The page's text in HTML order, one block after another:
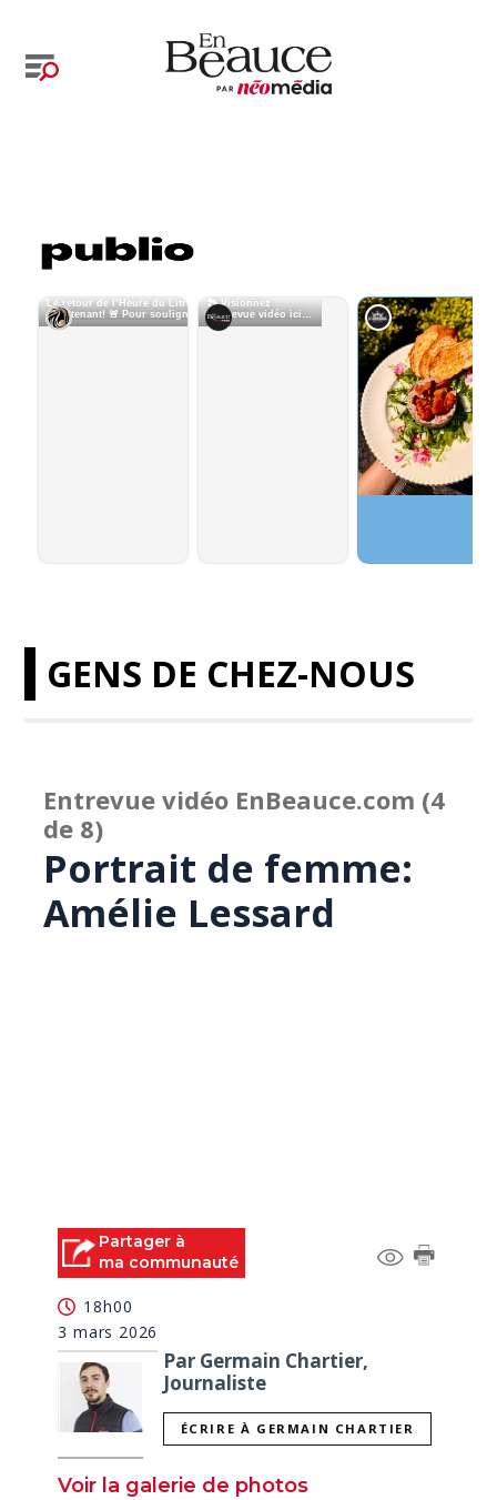
GENS DE CHEZ-NOUS
Entrevue vidéo EnBeauce.com (4
de 8)
Portrait de femme:
Amélie Lessard
Partager à
ma communauté
18h00
3 mars 2026
Par Germain Chartier,
Journaliste
ÉCRIRE À GERMAIN CHARTIER
Voir la galerie de photos